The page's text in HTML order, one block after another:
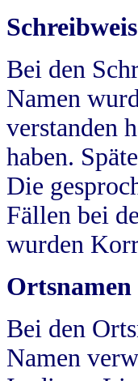
Bei den
Namen
verstanden
haben.
Die
Fällen bei
wurden
Ortsnamen
Bei den
Namen